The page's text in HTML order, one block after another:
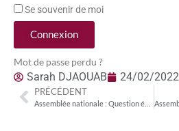
Se souvenir de moi
Connexion
Mot de passe perdu ?
Sarah DJAOUAB 24/02/2022
PRÉCÉDENT